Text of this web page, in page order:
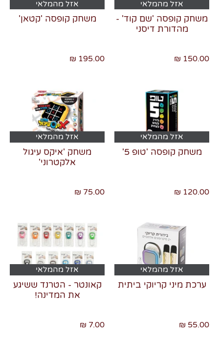
אזל מהמלאי
משחק קופסה 'שם קוד' -
מהדורת דיסני
150.00 ₪
אזל מהמלאי
משחק קופסה 'קטאן'
195.00 ₪
אזל מהמלאי
משחק קופסה 'טופ 5'
120.00 ₪
אזל מהמלאי
משחק 'איקס עיגול
אלקטרוני'
75.00 ₪
אזל מהמלאי
ערכת מיני קריוקי ביתית
55.00 ₪
אזל מהמלאי
קאונטר - הטרנד ששיגע
את המדינה!
7.00 ₪